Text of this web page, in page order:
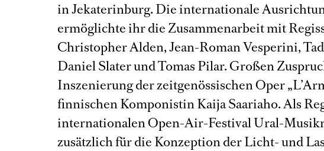
in Jekaterinburg. Die internationale
ermöglichte ihr die Zusammenarbeit mit
Christopher Alden, Jean-Roman Vesperini,
Daniel Slater und Tomas Pilar. Großen
Inszenierung der zeitgenössischen Oper
finnischen Komponistin Kaija Saariaho. Als
internationalen Open-Air-Festival Ural-
zusätzlich für die Konzeption der Licht- und